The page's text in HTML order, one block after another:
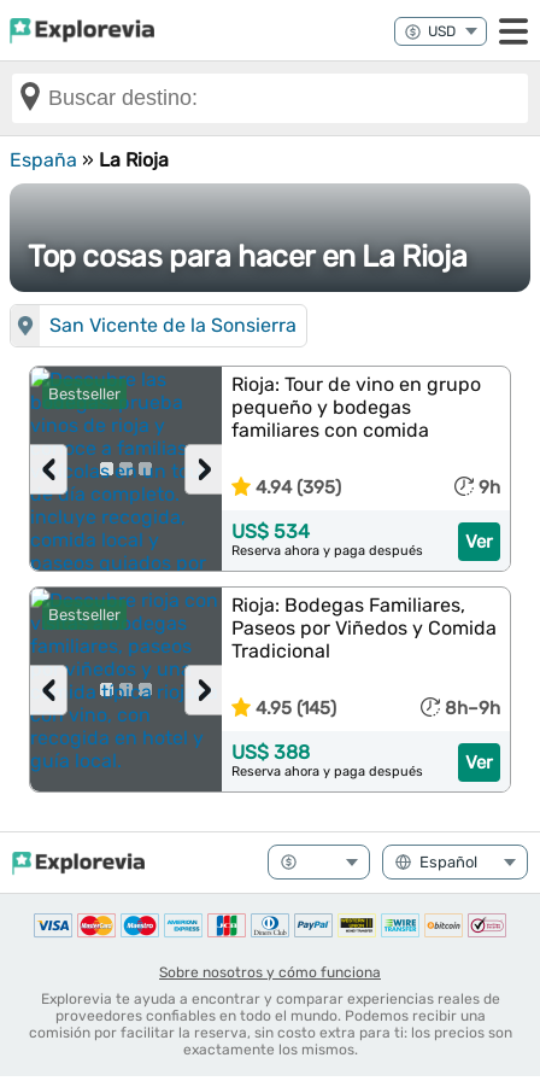
España » La Rioja
Top cosas para hacer en La Rioja
San Vicente de la Sonsierra
Bestseller
›
‹
Rioja: Tour de vino en grupo
pequeño y bodegas
familiares con comida
4.94 (395) 9h
Ver
US$ 534
Reserva ahora y paga después
Bestseller
›
‹
Rioja: Bodegas Familiares,
Paseos por Viñedos y Comida
Tradicional
4.95 (145) 8h–9h
Ver
US$ 388
Reserva ahora y paga después
Sobre nosotros y cómo funciona
Explorevia te ayuda a encontrar y comparar experiencias reales de
proveedores confiables en todo el mundo. Podemos recibir una
comisión por facilitar la reserva, sin costo extra para ti: los precios son
exactamente los mismos.